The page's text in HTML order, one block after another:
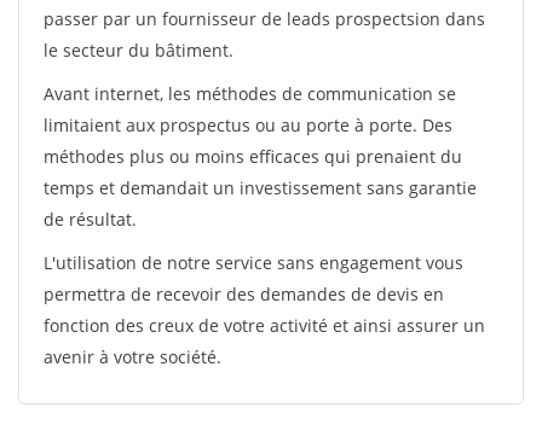
passer par un fournisseur de leads prospectsion dans
le secteur du bâtiment.
Avant internet, les méthodes de communication se
limitaient aux prospectus ou au porte à porte. Des
méthodes plus ou moins efficaces qui prenaient du
temps et demandait un investissement sans garantie
de résultat.
L'utilisation de notre service sans engagement vous
permettra de recevoir des demandes de devis en
fonction des creux de votre activité et ainsi assurer un
avenir à votre société.